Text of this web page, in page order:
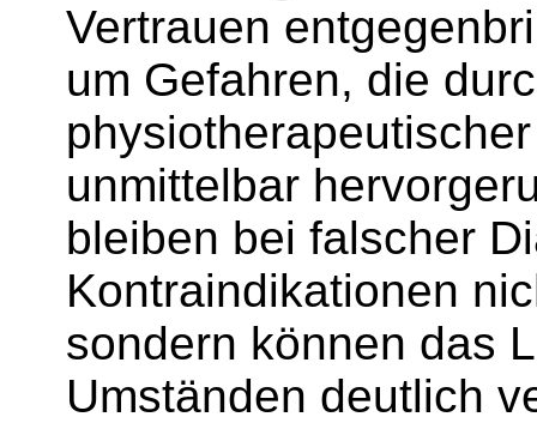
Vertrauen
um Gefahren, die
unmittelbar
bleiben bei falscher
Kontraindikationen
sondern können das
Umständen deutlich